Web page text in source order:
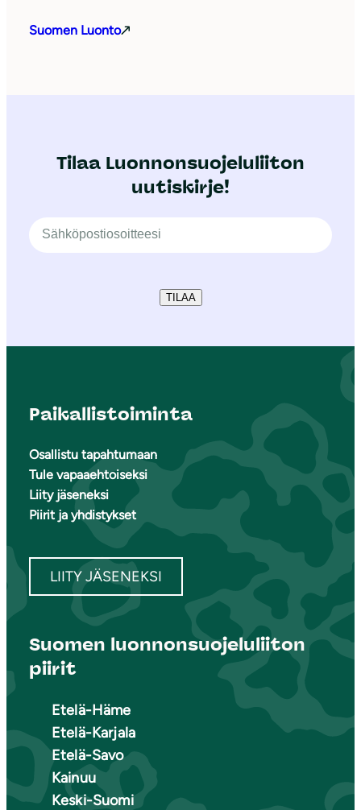
Suomen Luonto
Tilaa Luonnonsuojeluliiton
uutiskirje!
TILAA
Paikallistoiminta
Osallistu tapahtumaan
Tule vapaaehtoiseksi
Liity jäseneksi
Piirit ja yhdistykset
LIITY JÄSENEKSI
Suomen luonnonsuojeluliiton
piirit
Etelä-Häme
Etelä-Karjala
Etelä-Savo
Kainuu
Keski-Suomi